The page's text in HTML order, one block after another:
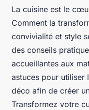
La cuisine est le
Comment la
convivialité et style
des conseils
accueillantes aux
astuces pour utiliser
déco afin de créer
Transformez votre